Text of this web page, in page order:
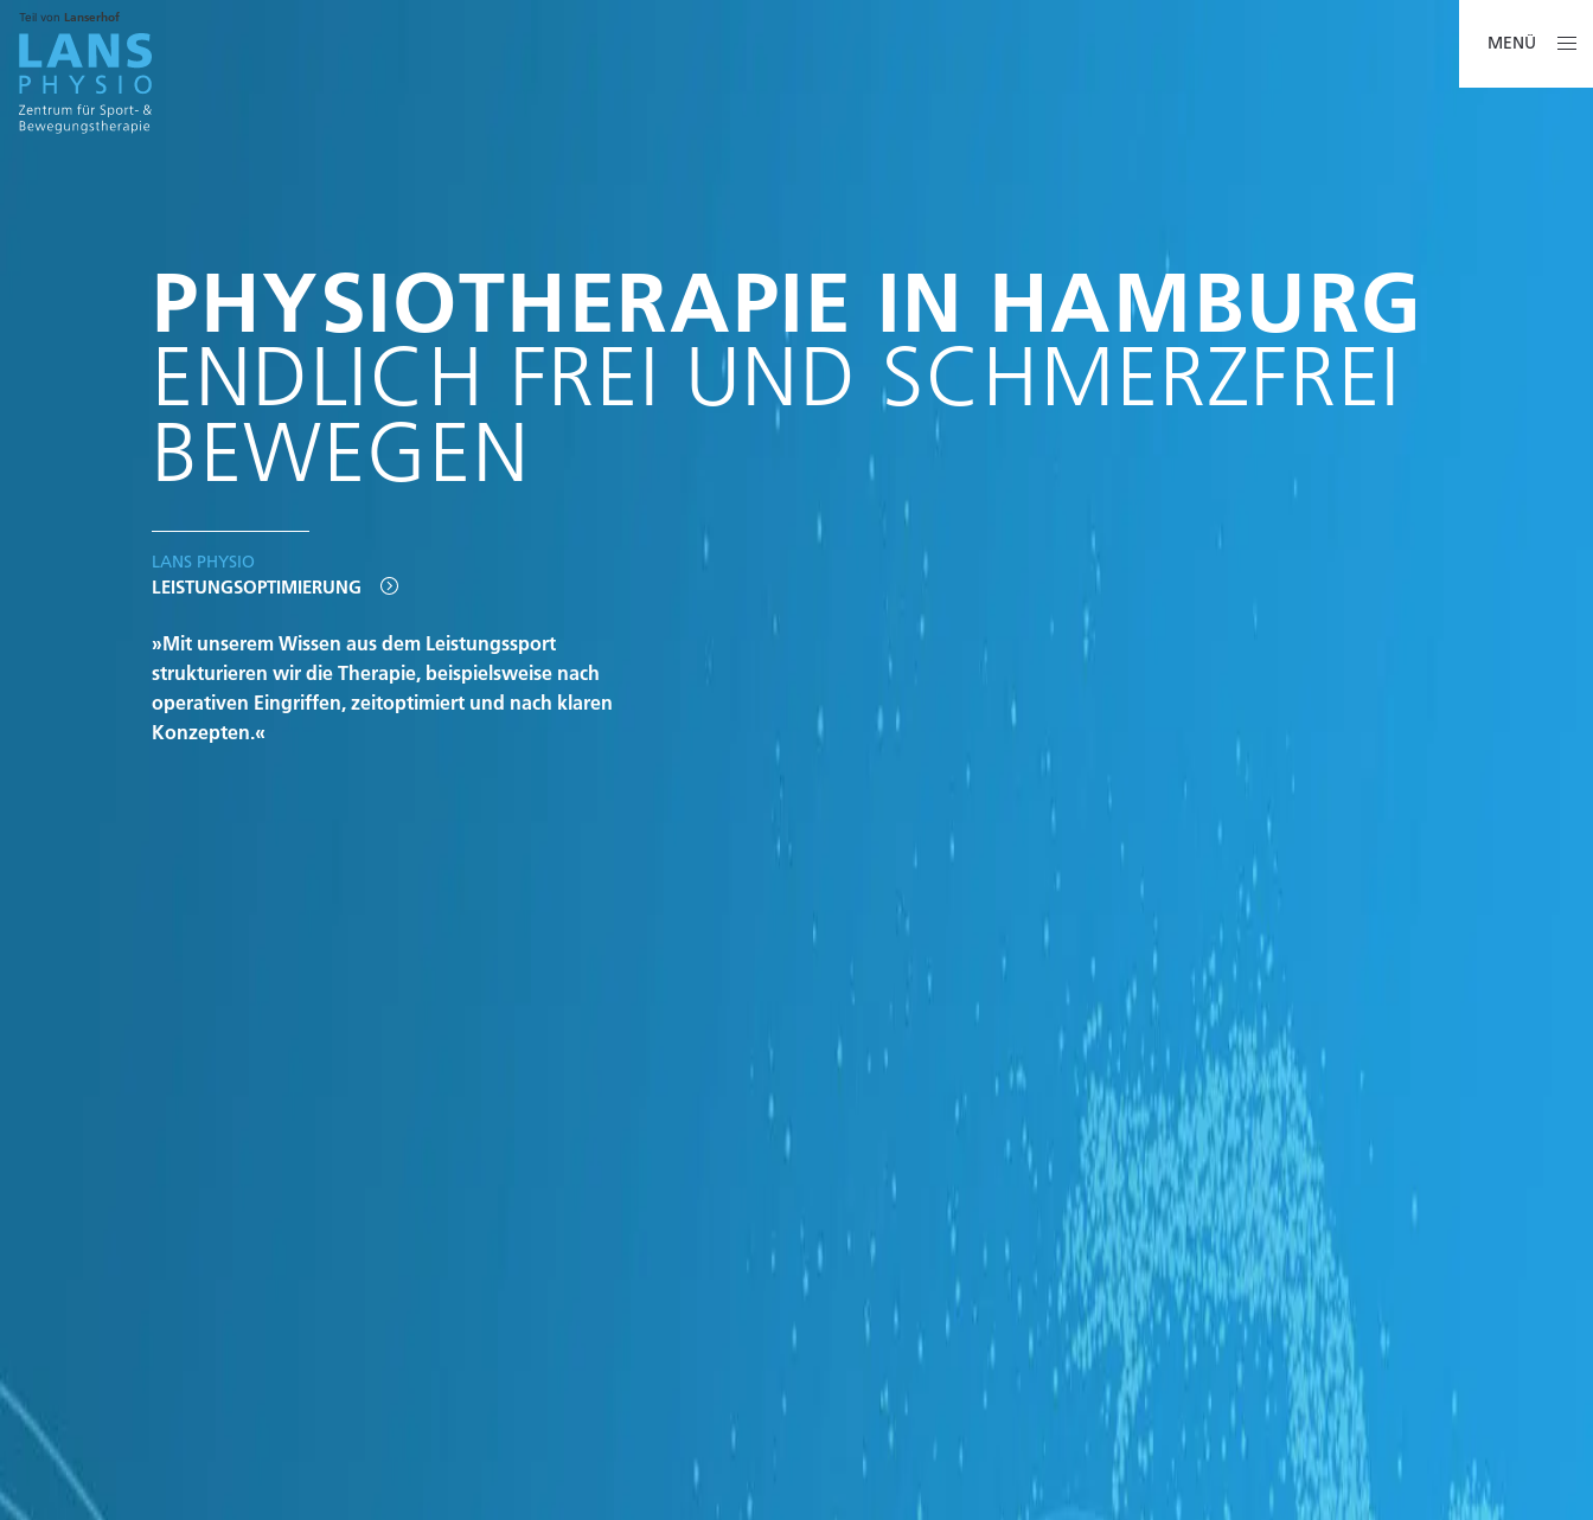
Teil von Lanserhof
MENÜ
PHYSIOTHERAPIE IN HAMBURG
ENDLICH FREI UND SCHMERZFREI
BEWEGEN
LANS PHYSIO
LEISTUNGSOPTIMIERUNG
»Mit unserem Wissen aus dem Leistungssport
strukturieren wir die Therapie, beispielsweise nach
operativen Eingriffen, zeitoptimiert und nach klaren
Konzepten.«